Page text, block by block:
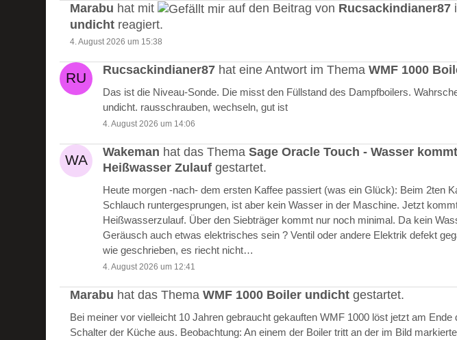
Marabu hat mit auf den Beitrag von Rucsackindianer87
undicht reagiert.
4. August 2026 um 15:38
Rucsackindianer87 hat eine Antwort im ThemaWMF 1000
Das ist die Niveau-Sonde. Die misst den Füllstand des Dampfboilers.
undicht. rausschrauben, wechseln, gut ist
4. August 2026 um 14:06
Wakeman hat das ThemaSage Oracle Touch - Wasser
Heißwasser Zulauf gestartet.
Heute morgen -nach- dem ersten Kaffee passiert (was ein Glück): Beim 2ten
Schlauch runtergesprungen, ist aber kein Wasser in der Maschine. Jetzt
Heißwasserzulauf. Über den Siebträger kommt nur noch minimal. Da kein
Geräusch auch etwas elektrisches sein ? Ventil oder andere Elektrik defekt
wie geschrieben, es riecht nicht…
4. August 2026 um 12:41
Marabu hat das ThemaWMF 1000 Boiler undicht gestartet.
Bei meiner vor vielleicht 10 Jahren gebraucht gekauften WMF 1000 löst jetzt am Ende
Schalter der Küche aus. Beobachtung: An einem der Boiler tritt an der im Bild